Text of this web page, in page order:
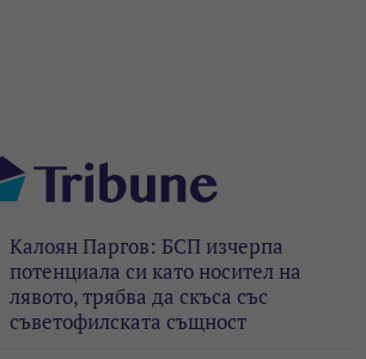
Калоян Паргов: БСП изчерпа
потенциала си като носител на
лявото, трябва да скъса със
съветофилската същност